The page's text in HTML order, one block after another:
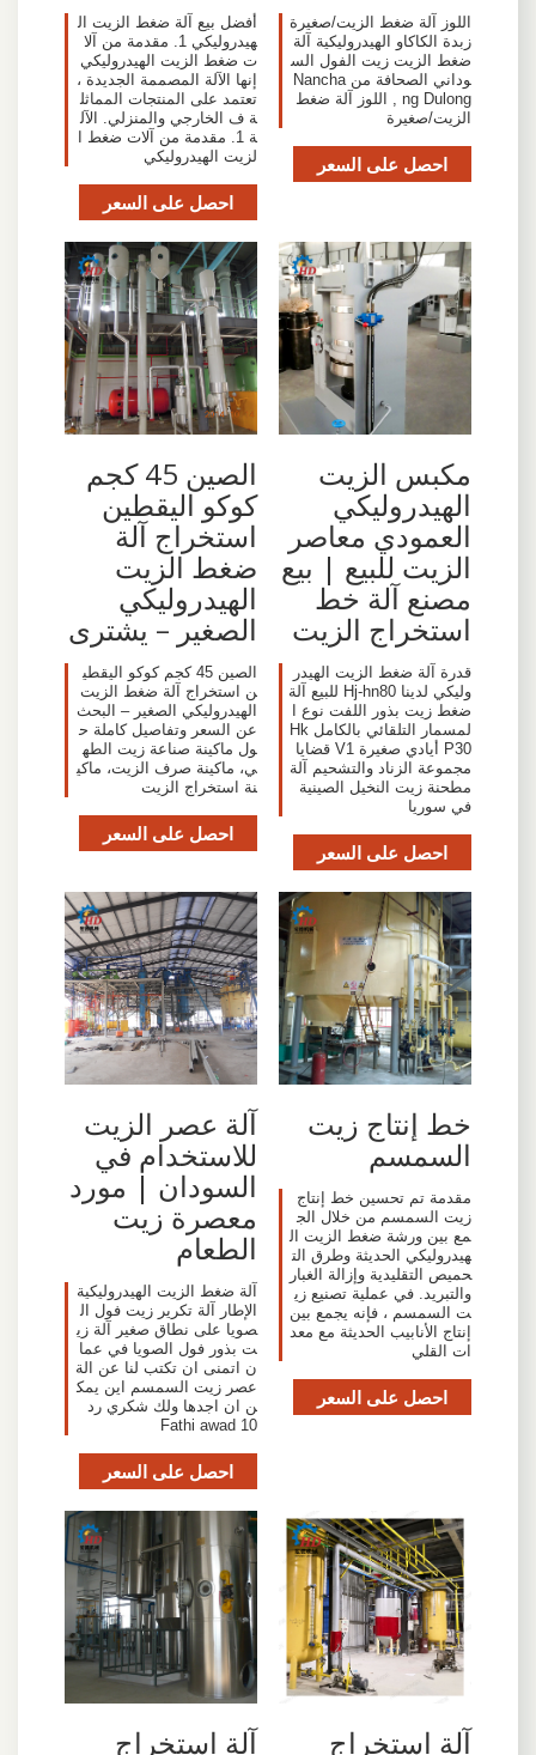
اللوز آلة ضغط الزيت/صغيرة
زبدة الكاكاو الهيدروليكية آلة
ضغط الزيت زيت الفول الس
وداني الصحافة من Nancha
ng Dulong , اللوز آلة ضغط
الزيت/صغيرة
احصل على السعر
أفضل بيع آلة ضغط الزيت ال
هيدروليكي 1. مقدمة من آلا
ت ضغط الزيت الهيدروليكي
إنها الآلة المصممة الجديدة ،
تعتمد على المنتجات المماثل
ة ف الخارجي والمنزلي. الآل
ة 1. مقدمة من آلات ضغط ا
لزيت الهيدروليكي
احصل على السعر
مكبس الزيت
الهيدروليكي
العمودي معاصر
الزيت للبيع | بيع
مصنع آلة خط
استخراج الزيت
قدرة آلة ضغط الزيت الهيدر
وليكي لدينا Hj-hn80 للبيع آلة
ضغط زيت بذور اللفت نوع ا
لمسمار التلقائي بالكامل Hk
P30 أيادي صغيرة V1 قضايا
مجموعة الزناد والتشحيم آلة
مطحنة زيت النخيل الصينية
في سوريا
احصل على السعر
الصين 45 كجم
كوكو اليقطين
استخراج آلة
ضغط الزيت
الهيدروليكي
الصغير – يشترى
الصين 45 كجم كوكو اليقطي
ن استخراج آلة ضغط الزيت
الهيدروليكي الصغير – البحث
عن السعر وتفاصيل كاملة ح
ول ماكينة صناعة زيت الطه
ي، ماكينة صرف الزيت، ماكي
نة استخراج الزيت
احصل على السعر
خط إنتاج زيت
السمسم
مقدمة تم تحسين خط إنتاج
زيت السمسم من خلال الج
مع بين ورشة ضغط الزيت ال
هيدروليكي الحديثة وطرق الت
حميص التقليدية وإزالة الغبار
والتبريد. في عملية تصنيع زي
ت السمسم ، فإنه يجمع بين
إنتاج الأنابيب الحديثة مع معد
ات القلي
احصل على السعر
آلة عصر الزيت
للاستخدام في
السودان | مورد
معصرة زيت
الطعام
آلة ضغط الزيت الهيدروليكية
الإطار آلة تكرير زيت فول ال
صويا على نطاق صغير آلة زي
ت بذور فول الصويا في عما
ن اتمنى ان تكتب لنا عن الة
عصر زيت السمسم اين يمك
ن ان اجدها ولك شكري رد
Fathi awad 10
احصل على السعر
آلة استخراج آلة استخراج